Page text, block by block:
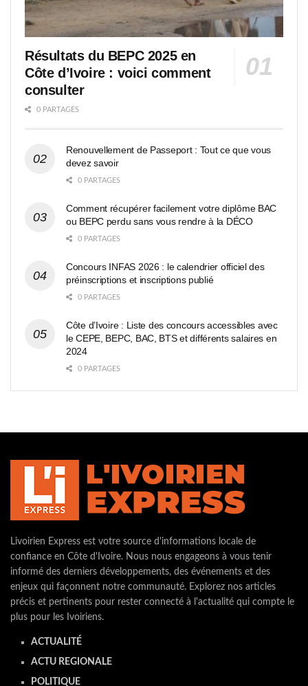
Résultats du BEPC 2025 en
Côte d’Ivoire : voici comment
consulter
0 PARTAGES
Renouvellement de Passeport : Tout ce que vous
devez savoir
0 PARTAGES
Comment récupérer facilement votre diplôme BAC
ou BEPC perdu sans vous rendre à la DÉCO
0 PARTAGES
Concours INFAS 2026 : le calendrier officiel des
préinscriptions et inscriptions publié
0 PARTAGES
Côte d’Ivoire : Liste des concours accessibles avec
le CEPE, BEPC, BAC, BTS et différents salaires en
2024
0 PARTAGES
Livoirien Express est votre source d'informations locale de
confiance en Côte d'Ivoire. Nous nous engageons à vous tenir
informé des derniers développements, des événements et des
enjeux qui façonnent notre communauté. Explorez nos articles
précis et pertinents pour rester connecté à l'actualité qui compte le
plus pour les Ivoiriens.
ACTUALITÉ
ACTU REGIONALE
POLITIQUE